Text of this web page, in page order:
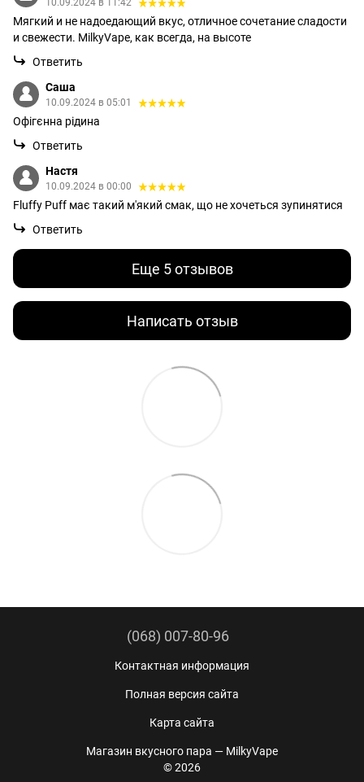
10.09.2024 в 11:42
Мягкий и не надоедающий вкус, отличное сочетание сладости
и свежести. MilkyVape, как всегда, на высоте
Ответить
Саша
10.09.2024 в 05:01
Офігєнна рідина
Ответить
Настя
10.09.2024 в 00:00
Fluffy Puff має такий м'який смак, що не хочеться зупинятися
Ответить
Еще 5 отзывов
Написать отзыв
(068) 007-80-96
Контактная информация
Полная версия сайта
Карта сайта
Магазин вкусного пара — MilkyVape
© 2026